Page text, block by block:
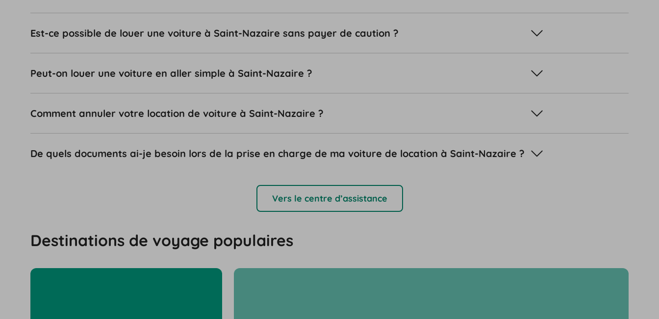
Est-ce possible de louer une voiture à Saint-Nazaire sans payer de caution ?
Peut-on louer une voiture en aller simple à Saint-Nazaire ?
Comment annuler votre location de voiture à Saint-Nazaire ?
De quels documents ai-je besoin lors de la prise en charge de ma voiture de location à Saint-Nazaire ?
Vers le centre d’assistance
Destinations de voyage populaires